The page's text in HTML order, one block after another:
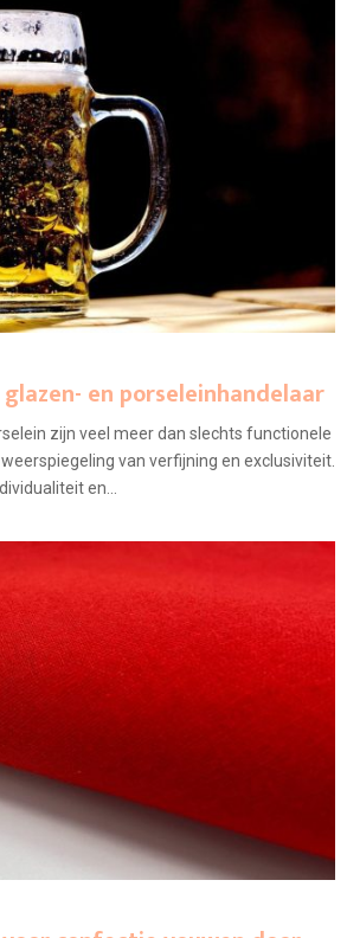
en porseleinhandelaar
zijn veel meer dan slechts functionele
van verfijning en exclusiviteit.
en...